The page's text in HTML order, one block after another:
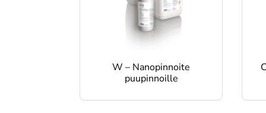
W – Nanopinnoite
puupinnoille